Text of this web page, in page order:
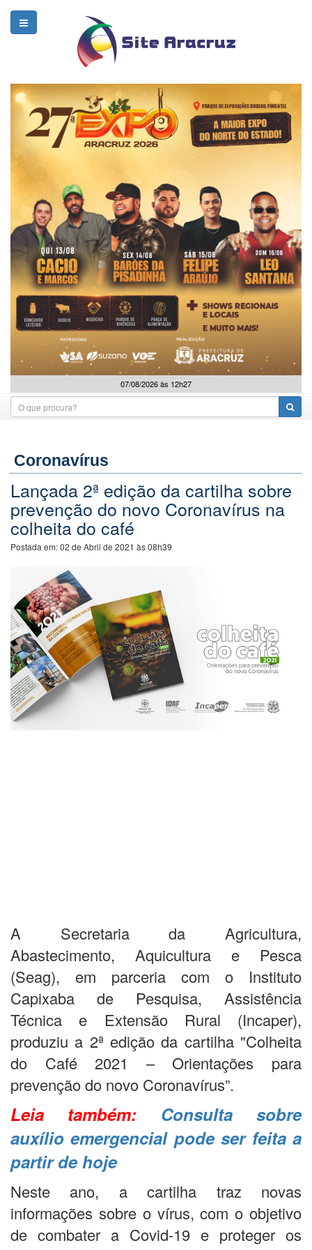
07/08/2026 às 12h27
Coronavírus
Lançada 2ª edição da cartilha sobre
prevenção do novo Coronavírus na
colheita do café
Postada em:02 de Abril de 2021 às 08h39
A Secretaria da Agricultura,
Abastecimento, Aquicultura e Pesca
(Seag), em parceria com o Instituto
Capixaba de Pesquisa, Assistência
Técnica e Extensão Rural (Incaper),
produziu a 2ª edição da cartilha "Colheita
do Café 2021 – Orientações para
prevenção do novo Coronavírus”.
Leia também: Consulta sobre
auxílio emergencial pode ser feita a
partir de hoje
Neste ano, a cartilha traz novas
informações sobre o vírus, com o objetivo
de combater a Covid-19 e proteger os